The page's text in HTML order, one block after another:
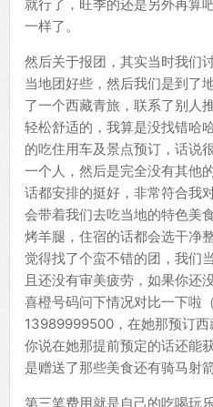
就行了，旺季的还是另外再算
一样了。
然后关于报团，其实当时我们
当地团好些，然后我们是到了
了一个西藏青旅，联系了别人
轻松舒适的，我算是没找错哈
的吃住用车及景点预订，话说
一个人，然后是完全没有其他
话都安排的挺好，非常符合我
会带着我们去吃当地的特色美
烤羊腿，住宿的话都会选干净
觉得找了个蛮不错的团，我们
且还没有审美疲劳，如果你还
喜橙号码问下情况对比一下啦
13989999500，在她那预订
你说在她那提前预定的话还能
是赠送了那些美食还有骑马射
第三笔费用就是自己的吃喝玩